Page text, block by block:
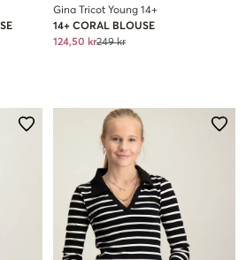
Gina Tricot Young 14+
14+ CORAL BLOUSE
124,50 kr249 kr